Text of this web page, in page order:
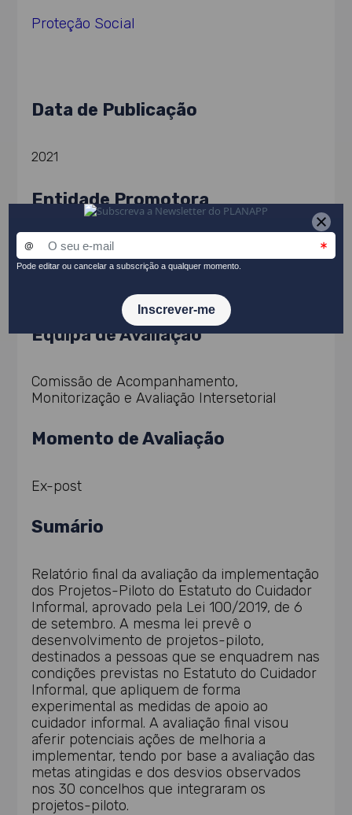
Proteção Social
Data de Publicação
2021
Entidade Promotora
Instituto Segurança Social, IP
Equipa de Avaliação
Comissão de Acompanhamento,
Monitorização e Avaliação Intersetorial
Momento de Avaliação
Ex-post
Sumário
Relatório final da avaliação da implementação
dos Projetos-Piloto do Estatuto do Cuidador
Informal, aprovado pela Lei 100/2019, de 6
de setembro. A mesma lei prevê o
desenvolvimento de projetos-piloto,
destinados a pessoas que se enquadrem nas
condições previstas no Estatuto do Cuidador
Informal, que apliquem de forma
experimental as medidas de apoio ao
cuidador informal. A avaliação final visou
aferir potenciais ações de melhoria a
implementar, tendo por base a avaliação das
metas atingidas e dos desvios observados
nos 30 concelhos que integraram os
projetos-piloto.